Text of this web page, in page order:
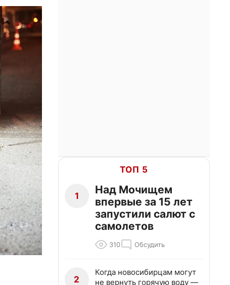
ТОП 5
1
Над Мочищем
впервые за 15 лет
запустили салют с
самолетов
310 Обсудить
2
Когда новосибирцам могут
не вернуть горячую воду —